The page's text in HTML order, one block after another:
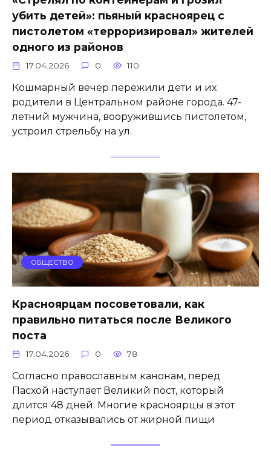
убить детей»: пьяный красноярец с
пистолетом «терроризировал» жителей
одного из районов
17.04.2026 0 110
Кошмарный вечер пережили дети и их
родители в Центральном районе города. 47-
летний мужчина, вооружившись пистолетом,
устроил стрельбу на ул.
ОБЩЕСТВО
Красноярцам посоветовали, как
правильно питаться после Великого
поста
17.04.2026 0 78
Согласно православным канонам, перед
Пасхой наступает Великий пост, который
длится 48 дней. Многие красноярцы в этот
период отказывались от жирной пищи